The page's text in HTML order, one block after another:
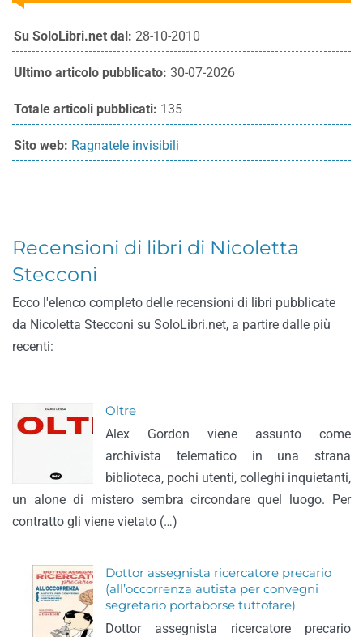
Su SoloLibri.net dal: 28-10-2010
Ultimo articolo pubblicato: 30-07-2026
Totale articoli pubblicati: 135
Sito web: Ragnatele invisibili
Recensioni di libri di Nicoletta
Stecconi
Ecco l'elenco completo delle recensioni di libri pubblicate
da Nicoletta Stecconi su SoloLibri.net, a partire dalle più
recenti:
Oltre
Alex Gordon viene assunto come
archivista telematico in una strana
biblioteca, pochi utenti, colleghi inquietanti,
un alone di mistero sembra circondare quel luogo. Per
contratto gli viene vietato (…)
Dottor assegnista ricercatore precario
(all’occorrenza autista per convegni
segretario portaborse tuttofare)
Dottor assegnista ricercatore precario